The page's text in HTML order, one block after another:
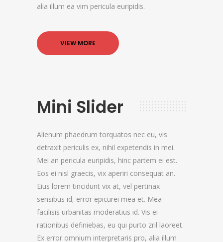
alia illum ea vim pericula euripidis.
VIEW MORE
Mini Slider
Alienum phaedrum torquatos nec eu, vis
detraxit periculis ex, nihil expetendis in mei.
Mei an pericula euripidis, hinc partem ei est.
Eos ei nisl graecis, vix aperiri consequat an.
Eius lorem tincidunt vix at, vel pertinax
sensibus id, error epicurei mea et. Mea
facilisis urbanitas moderatius id. Vis ei
rationibus definiebas, eu qui purto zril laoreet.
Ex error omnium interpretaris pro, alia illum